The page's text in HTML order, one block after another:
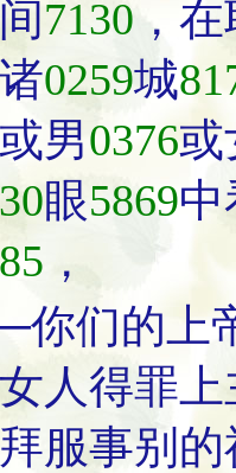
7130 ，
0259城
男0376或
眼5869
，
─你们的
人得罪
服事别